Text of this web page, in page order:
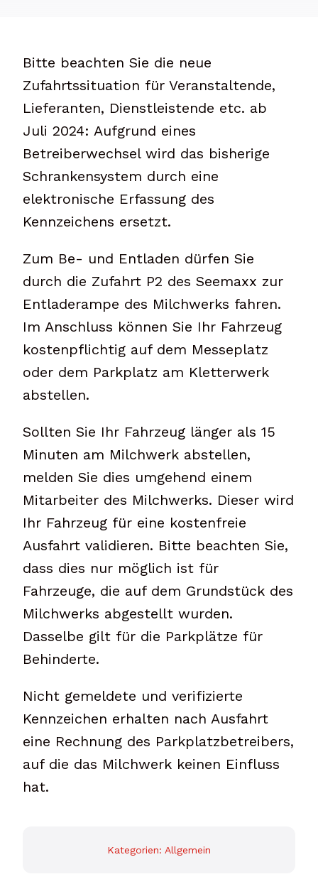
Bitte beachten Sie die neue
Zufahrtssituation für Veranstaltende,
Lieferanten, Dienstleistende etc. ab
Juli 2024: Aufgrund eines
Betreiberwechsel wird das bisherige
Schrankensystem durch eine
elektronische Erfassung des
Kennzeichens ersetzt.
Zum Be- und Entladen dürfen Sie
durch die Zufahrt P2 des Seemaxx zur
Entladerampe des Milchwerks fahren.
Im Anschluss können Sie Ihr Fahrzeug
kostenpflichtig auf dem Messeplatz
oder dem Parkplatz am Kletterwerk
abstellen.
Sollten Sie Ihr Fahrzeug länger als 15
Minuten am Milchwerk abstellen,
melden Sie dies umgehend einem
Mitarbeiter des Milchwerks. Dieser wird
Ihr Fahrzeug für eine kostenfreie
Ausfahrt validieren. Bitte beachten Sie,
dass dies nur möglich ist für
Fahrzeuge, die auf dem Grundstück des
Milchwerks abgestellt wurden.
Dasselbe gilt für die Parkplätze für
Behinderte.
Nicht gemeldete und verifizierte
Kennzeichen erhalten nach Ausfahrt
eine Rechnung des Parkplatzbetreibers,
auf die das Milchwerk keinen Einfluss
hat.
Kategorien: Allgemein